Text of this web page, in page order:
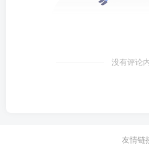
没有评论
友情链